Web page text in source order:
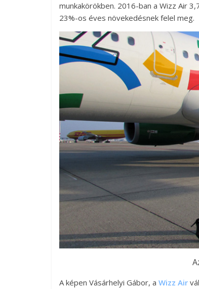
munkakörökben. 2016-ban a Wizz Air
23%-os éves növekedésnek felel meg.
A képen Vásárhelyi Gábor, a Wizz Air